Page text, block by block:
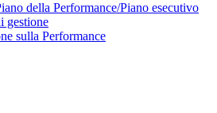
della Performance/Piano esecutivo
gestione
sulla Performance